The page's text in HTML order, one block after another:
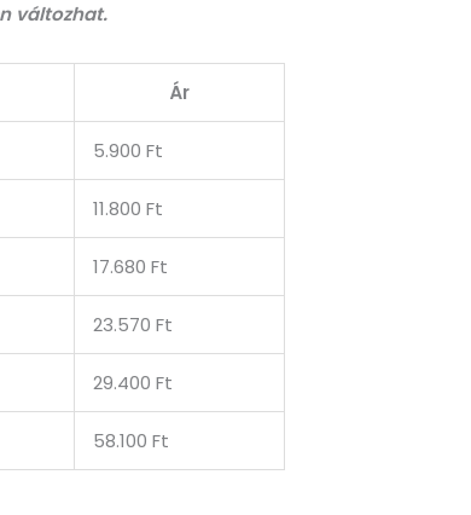
változhat.
Ár
5.900 Ft
11.800 Ft
17.680 Ft
23.570 Ft
29.400 Ft
58.100 Ft